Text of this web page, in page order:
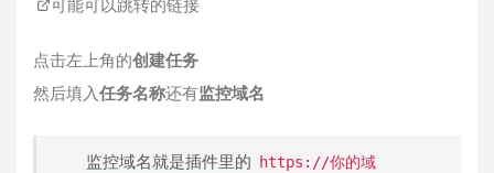
设置站点监控